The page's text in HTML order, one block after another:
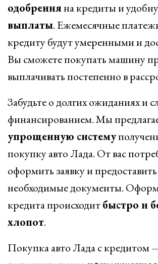
одобренияна кредиты и
выплаты. Ежемесячные
кредиту будут умеренными и
Вы сможете покупать машину
выплачивать постепенно в
Забудьте о долгих ожиданиях и
финансированием. Мы
упрощенную систему
покупку авто Лада. От вас
оформить заявку и предоставить
необходимые документы.
кредита происходитбыстро и
хлопот.
Покупка авто Лада с кредитом